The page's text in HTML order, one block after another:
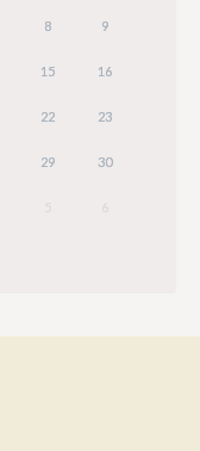
8 9
15 16
22 23
29 30